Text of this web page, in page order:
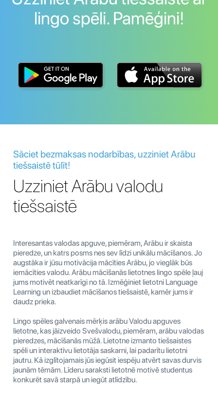
lingo spēli. Pamēģini!
Sāciet bezmaksas nodarbības, uzziniet Arābu
tiešsaistē tūlīt!
Uzziniet Arābu valodu
tiešsaistē
Interesantas valodas apguve, piemēram, Arābu ir skaista
pieredze, un katrs posms nes sev līdzi unikālu mācīšanos. Jo
augstāka ir jūsu motivācija mācīties Arābu, jo vieglāk būs
iemācīties valodu. Arābu mācīšanās lietotnes lingo spēle ļauj
jums motivēt neatkarīgi no tā. Izmēģiniet lietotni Language
Learning un izbaudiet mācīšanos tiešsaistē, kamēr jums ir
daudz prieka.
Lingo spēles galvenais mērķis arābu Valodu apguves
lietotne, kas jāizveido Svešvalodu, piemēram, arābu valodas
pieredzes, mācīšanās mūžā. Lietotne izmanto tiešsaistes
spēli un interaktīvu lietotāja saskarni, lai padarītu lietotni
jautru. Kā izglītojamais jūs iegūsit iespēju atvērt savas durvis
jaunām tēmām. Līderu saraksti lietotnē motivē studentus
konkurēt savā starpā un iegūt atlīdzību.